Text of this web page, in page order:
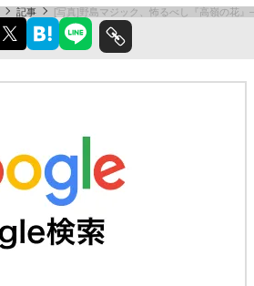
記事 [写真]野島マジック、怖るべし『高嶺の花